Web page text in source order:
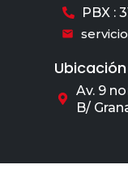
PBX :
Ubicación
Av. 9
B/